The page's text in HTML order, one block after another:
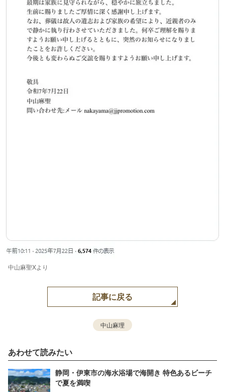
中山麻聖Xより
記事に戻る
中山麻理
あわせて読みたい
静岡・伊東市の海水浴場で海開き 特色あるビーチ
で夏を満喫